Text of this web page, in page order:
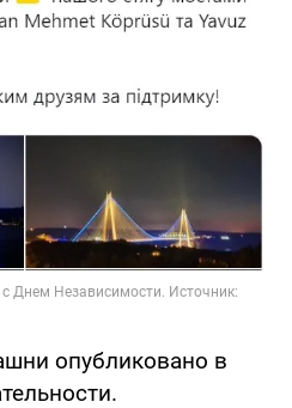
опубликовано в